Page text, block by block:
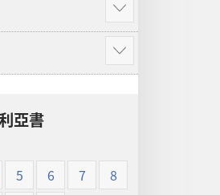
顯
示
更
多
顯
示
亞書
5 6 7
8